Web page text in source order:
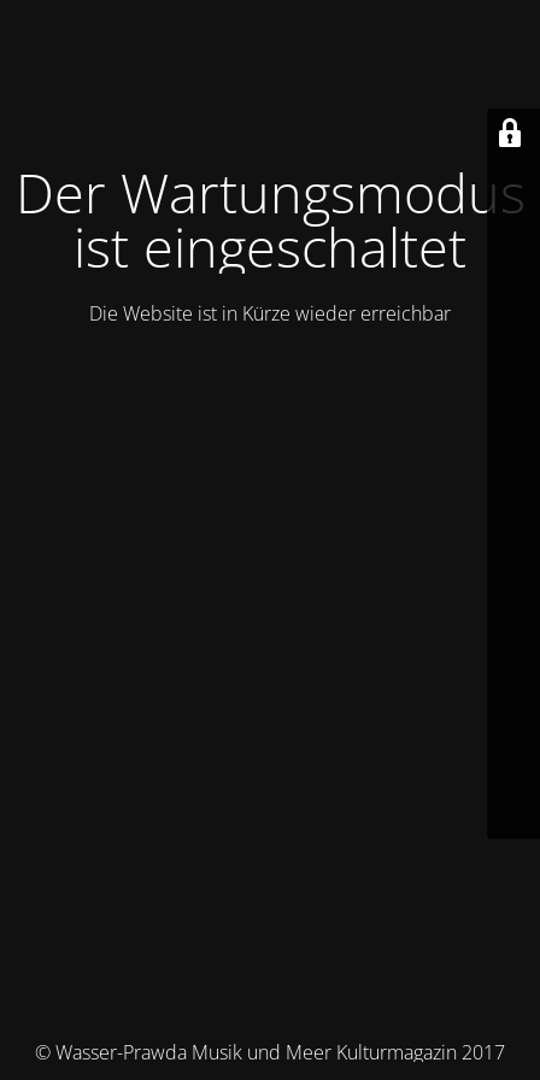
Der Wartungsmodus
ist eingeschaltet
Die Website ist in Kürze wieder erreichbar
© Wasser-Prawda Musik und Meer Kulturmagazin 2017